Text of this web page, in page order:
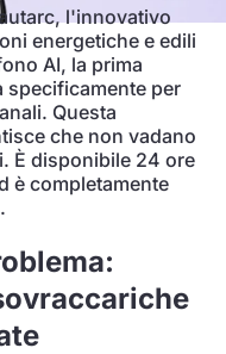
l'innovativo
energetiche e edili
AI, la prima
specificamente per
Questa
che non vadano
È disponibile 24 ore
è completamente